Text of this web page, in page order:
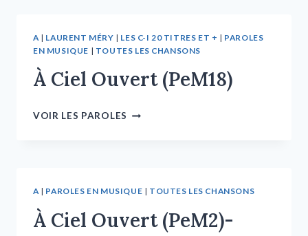
A | LAURENT MÉRY | LES C-I 20 TITRES ET + | PAROLES
EN MUSIQUE | TOUTES LES CHANSONS
À Ciel Ouvert (PeM18)
VOIR LES PAROLES
A| PAROLES EN MUSIQUE | TOUTES LES CHANSONS
À Ciel Ouvert (PeM2)-